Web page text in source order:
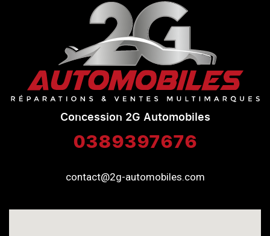
Concession 2G Automobiles
0389397676
contact@2g-automobiles.com